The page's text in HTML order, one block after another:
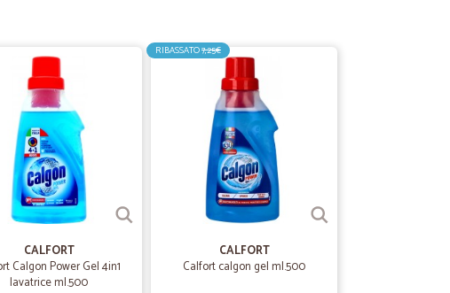
Brunello R.
parzialmente…
torta, ma penso il problema sia stato generato dal
Danilo M.
veloce e poi ho…
e poi ho pagato per avere la consegna al piano e il corriere si è
CALFORT
Calgon Power Gel 4in1
lavatrice ml.500
RIBASSATO7,25€
CALFORT
Calfort calgon gel ml.500